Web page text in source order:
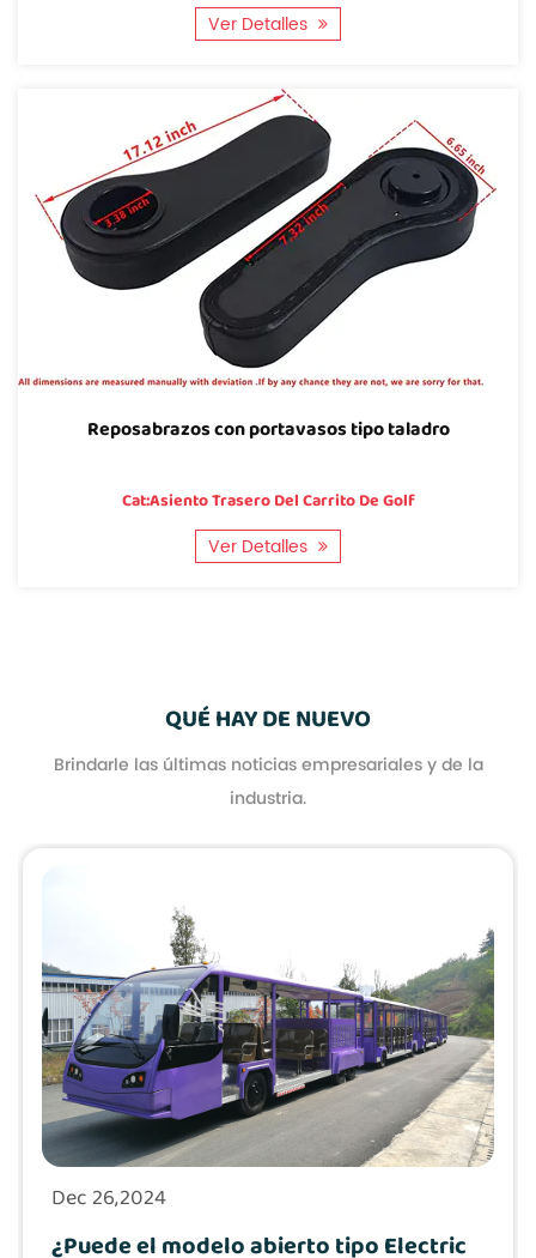
Ver Detalles
Reposabrazos con portavasos tipo taladro
Cat:Asiento Trasero Del Carrito De Golf
Ver Detalles
QUÉ HAY DE NUEVO
Brindarle las últimas noticias empresariales y de la
industria.
Dec 26,2024
¿Puede el modelo abierto tipo Electric